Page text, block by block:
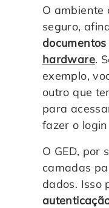
O ambiente
seguro,
documentos
hardware.
exemplo,
outro que
para
fazer o
O GED, por
camadas
dados. Isso